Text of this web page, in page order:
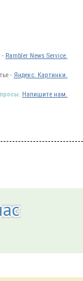
- Rambler News Service.
- Яндекс. Картинки.
Напишите нам.